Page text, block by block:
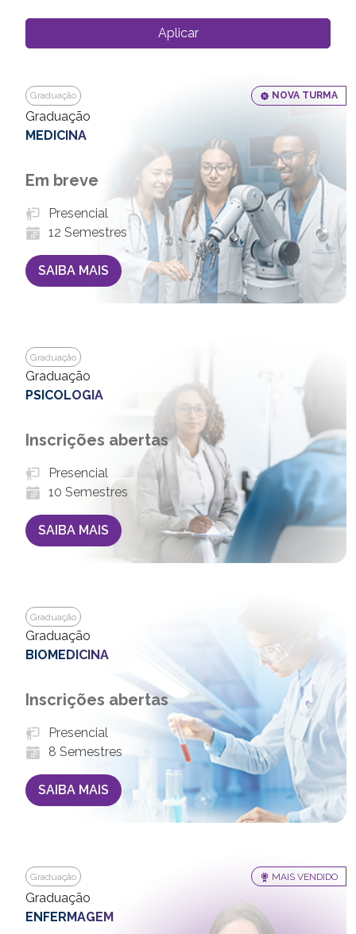
Aplicar
Graduação NOVA TURMA
Graduação
MEDICINA
Em breve
Presencial
12 Semestres
SAIBA MAIS
Graduação
Graduação
PSICOLOGIA
Inscrições abertas
Presencial
10 Semestres
SAIBA MAIS
Graduação
Graduação
BIOMEDICINA
Inscrições abertas
Presencial
8 Semestres
SAIBA MAIS
Graduação MAIS VENDIDO
Graduação
ENFERMAGEM